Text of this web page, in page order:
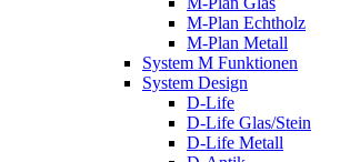
M-Plan Echtholz
M-Plan Metall
System M Funktionen
System Design
D-Life
D-Life Glas/Stein
D-Life Metall